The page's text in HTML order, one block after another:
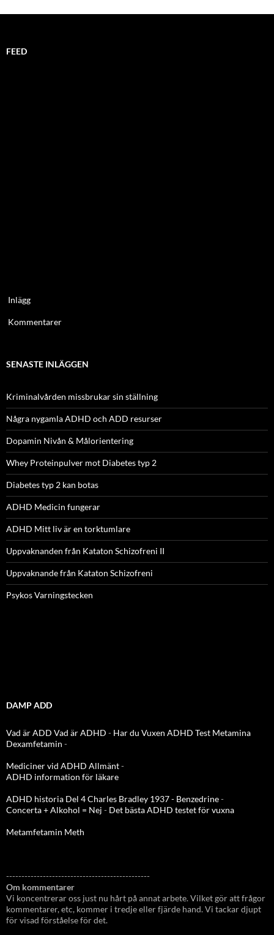
FEED
Inlägg
Kommentarer
SENASTE INLÄGGEN
Kriminalvården missbrukar sin ställning
Några nygamla ADHD och ADD resurser
Dopamin Nivån & Målorientering
Whey Proteinpulver mot Diabetes typ 2
Diabetes typ 2 kan botas
ADHD Medicin fungerar
ADHD Mitt liv är en torktumlare
Uppvaknanden från Kataton Schizofreni II
Uppvaknande från Kataton Schizofreni
Psykos Varningstecken
DAMP ADD
Vad är ADD Vad är ADHD - Har du Vuxen ADHD Test Metamina
Dexamfetamin -
Mediciner vid ADHD Allmänt-
ADHD information för läkare
ADHD historia Del 4 Charles Bradley 1937 - Benzedrine-
Concerta + Alkohol = Nej - Det bästa ADHD testet för vuxna
Metamfetamin Meth
-----------------------------------------------
Om kommentarer
Vi koncentrerar oss just nu hårt på annat arbete. Vilket gör att frågor
kommentarer, etc, kommer i tredje eller fjärde hand. Vi tackar djupt
för visad förståelse för det.